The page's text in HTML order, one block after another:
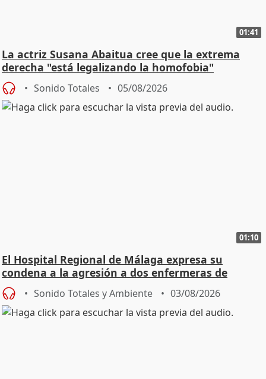
01:41
La actriz Susana Abaitua cree que la extrema
derecha "está legalizando la homofobia"
Sonido Totales 05/08/2026
01:10
El Hospital Regional de Málaga expresa su
condena a la agresión a dos enfermeras de
Urgencias
Sonido Totales y Ambiente 03/08/2026